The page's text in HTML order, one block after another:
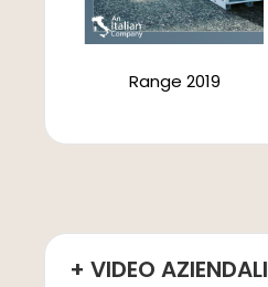
Range 2019
+ VIDEO AZIENDALI